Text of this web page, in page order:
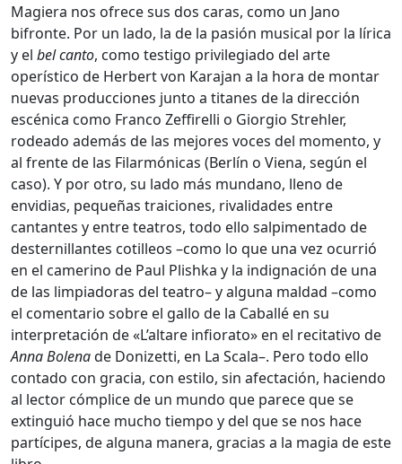
Magiera nos ofrece sus dos caras, como un Jano
bifronte. Por un lado, la de la pasión musical por la lírica
y el bel canto, como testigo privilegiado del arte
operístico de Herbert von Karajan a la hora de montar
nuevas producciones junto a titanes de la dirección
escénica como Franco Zeffirelli o Giorgio Strehler,
rodeado además de las mejores voces del momento, y
al frente de las Filarmónicas (Berlín o Viena, según el
caso). Y por otro, su lado más mundano, lleno de
envidias, pequeñas traiciones, rivalidades entre
cantantes y entre teatros, todo ello salpimentado de
desternillantes cotilleos –como lo que una vez ocurrió
en el camerino de Paul Plishka y la indignación de una
de las limpiadoras del teatro– y alguna maldad –como
el comentario sobre el gallo de la Caballé en su
interpretación de «L’altare infiorato» en el recitativo de
Anna Bolenade Donizetti, en La Scala–. Pero todo ello
contado con gracia, con estilo, sin afectación, haciendo
al lector cómplice de un mundo que parece que se
extinguió hace mucho tiempo y del que se nos hace
partícipes, de alguna manera, gracias a la magia de este